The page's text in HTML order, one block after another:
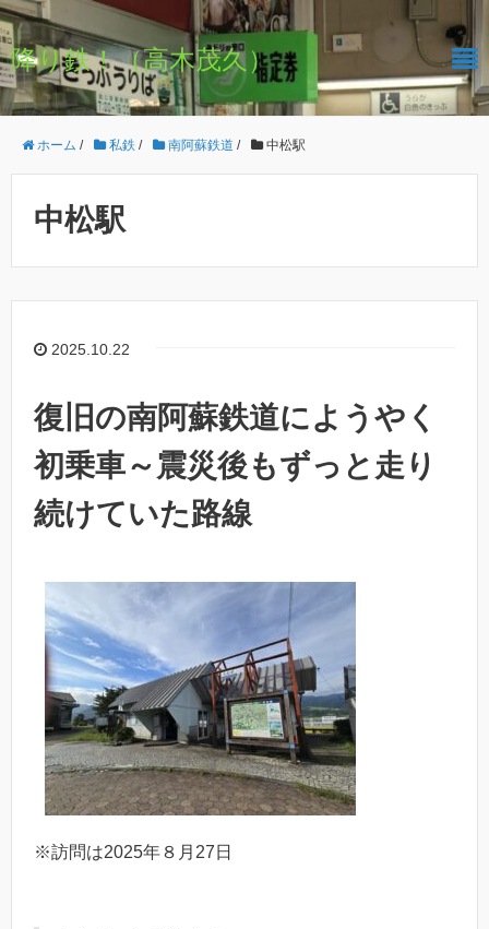
降り鉄！（高木茂久）
ホーム / 私鉄 / 南阿蘇鉄道 / 中松駅
中松駅
2025.10.22
復旧の南阿蘇鉄道にようやく
初乗車～震災後もずっと走り
続けていた路線
※訪問は2025年８月27日